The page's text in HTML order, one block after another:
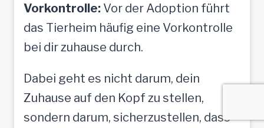
Vorkontrolle: Vor der Adoption führt
das Tierheim häufig eine Vorkontrolle
bei dir zuhause durch.
Dabei geht es nicht darum, dein
Zuhause auf den Kopf zu stellen,
sondern darum, sicherzustellen, dass